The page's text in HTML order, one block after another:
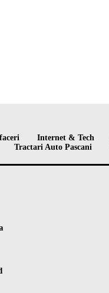
Internet & Tech
Tractari Auto Pascani